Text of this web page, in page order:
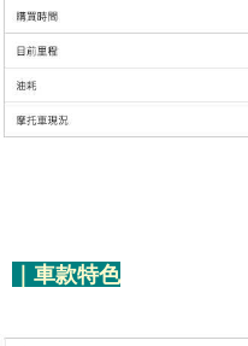
｜車款特色